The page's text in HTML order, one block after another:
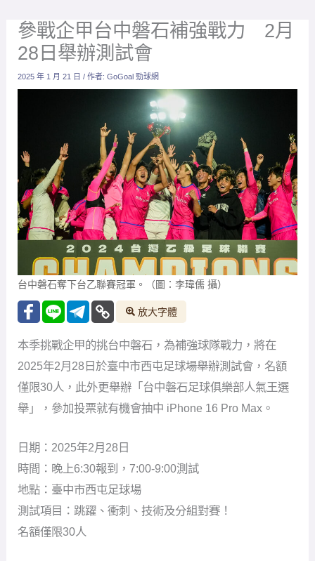
參戰企甲台中磐石補強戰力 2月
28日舉辦測試會
2025 年 1 月 21 日/ 作者:GoGoal 勁球網
台中磐石奪下台乙聯賽冠軍。（圖：李瑋儒 攝）
放大字體
本季挑戰企甲的挑台中磐石，為補強球隊戰力，將在
2025年2月28日於臺中市西屯足球場舉辦測試會，名額
僅限30人，此外更舉辦「台中磐石足球俱樂部人氣王選
舉」，參加投票就有機會抽中 iPhone 16 Pro Max。
日期：2025年2月28日
時間：晚上6:30報到，7:00-9:00測試
地點：臺中市西屯足球場
測試項目：跳躍、衝刺、技術及分組對賽！
名額僅限30人